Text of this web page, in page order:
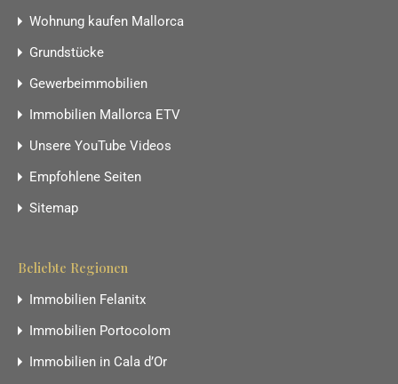
Wohnung kaufen Mallorca
Grundstücke
Gewerbeimmobilien
Immobilien Mallorca ETV
Unsere YouTube Videos
Empfohlene Seiten
Sitemap
Beliebte Regionen
Immobilien Felanitx
Immobilien Portocolom
Immobilien in Cala d’Or